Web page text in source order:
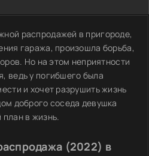
распродажей в пригороде,
гаража, произошла борьба,
Но на этом неприятности
ведь у погибшего была
и хочет разрушить жизнь
доброго соседа девушка
в жизнь.
(2022) в